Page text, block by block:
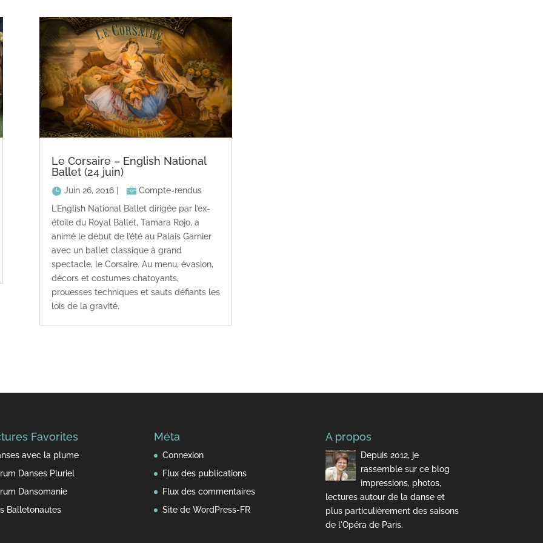
Le Corsaire – English National
Ballet (24 juin)
Juin 26, 2016|
Compte-rendus
L’English National Ballet dirigée par l’ex-
étoile du Royal Ballet, Tamara Rojo, a
animé le début de l’été au Palais Garnier
avec un ballet classique à grand
spectacle, le Corsaire. Au menu, évasion,
décors et costumes chatoyants,
prouesses techniques et sauts défiants les
lois de la gravité.
Favorites
avec la plume
Danses Pluriel
Dansomanie
Balletonautes
Méta
Connexion
Flux des publications
Flux des commentaires
Site de WordPress-FR
A propos
Depuis 2012, je
rassemble sur ce blog
impressions, photos,
lectures autour de la danse et
plus particulièrement des saisons
de l'Opéra de Paris.